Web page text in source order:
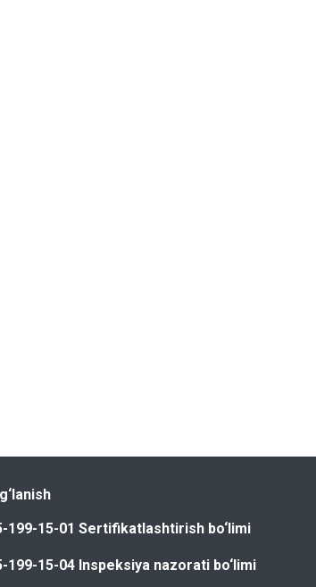
199-15-01 Sertifikatlashtirish bo‘limi
199-15-04 Inspeksiya nazorati bo‘limi